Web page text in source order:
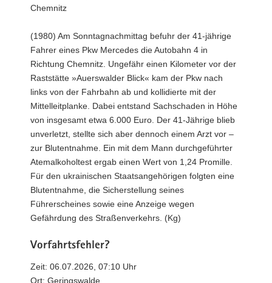
Chemnitz
(1980) Am Sonntagnachmittag befuhr der 41-jährige
Fahrer eines Pkw Mercedes die Autobahn 4 in
Richtung Chemnitz. Ungefähr einen Kilometer vor der
Raststätte »Auerswalder Blick« kam der Pkw nach
links von der Fahrbahn ab und kollidierte mit der
Mittelleitplanke. Dabei entstand Sachschaden in Höhe
von insgesamt etwa 6.000 Euro. Der 41-Jährige blieb
unverletzt, stellte sich aber dennoch einem Arzt vor –
zur Blutentnahme. Ein mit dem Mann durchgeführter
Atemalkoholtest ergab einen Wert von 1,24 Promille.
Für den ukrainischen Staatsangehörigen folgten eine
Blutentnahme, die Sicherstellung seines
Führerscheines sowie eine Anzeige wegen
Gefährdung des Straßenverkehrs. (Kg)
Vorfahrtsfehler?
Zeit: 06.07.2026, 07:10 Uhr
Ort: Geringswalde